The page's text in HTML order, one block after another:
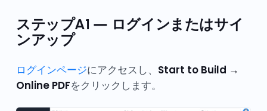
ステップA1 — ログインまたはサイ
ンアップ
ログインページにアクセスし、 Start to Build →
Online PDFをクリックします。